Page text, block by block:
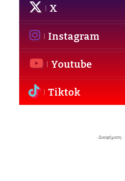
X
Instagram
Youtube
Tiktok
- Διαφήμιση -